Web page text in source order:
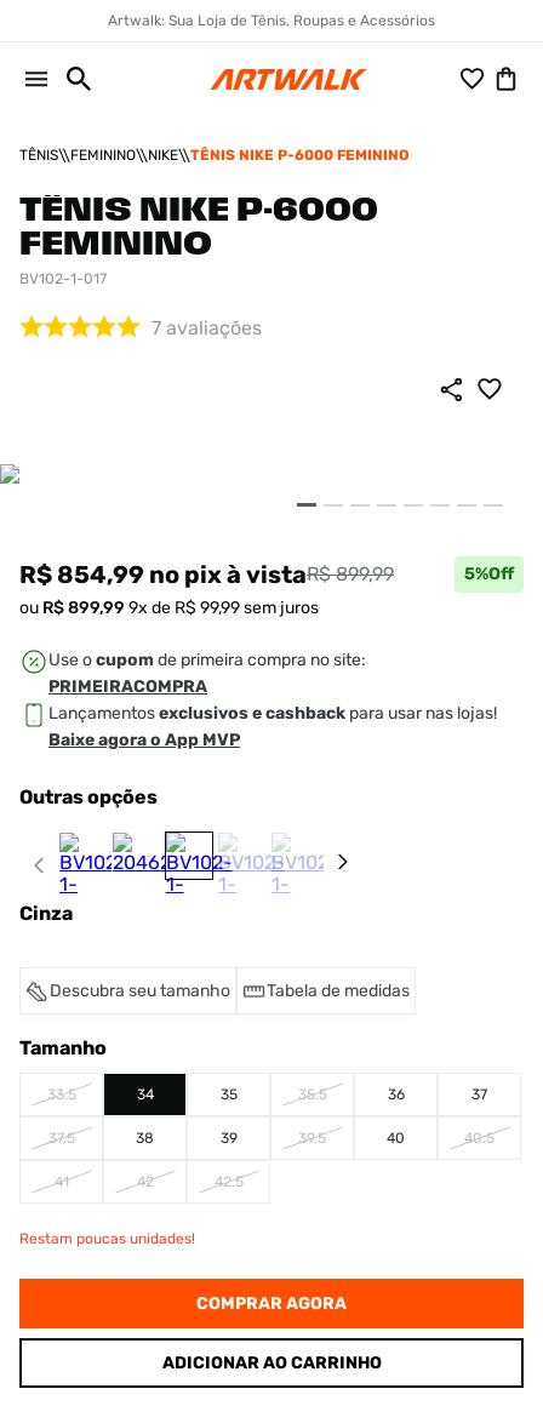
Artwalk: Sua Loja de Tênis, Roupas e Acessórios
TÊNIS FEMININO NIKE TÊNIS NIKE P-6000 FEMININO
TÊNIS NIKE P-6000
FEMININO
BV102-1-017
7 avaliações
R$ 854,99 no pixà vistaR$ 899,99 5%Off
ou R$899,99 9x de R$ 99,99sem juros
Use ocupom de primeira compra no site:
PRIMEIRACOMPRA
Lançamentosexclusivos e cashback para usar nas lojas!
Baixe agora o App MVP
Outras opções
Cinza
Descubra seu tamanho Tabela de medidas
Tamanho
33.5 34 35 35.5 36 37
37.5 38 39 39.5 40 40.5
41 42 42.5
Restam poucas unidades!
COMPRAR AGORA
ADICIONAR AO CARRINHO